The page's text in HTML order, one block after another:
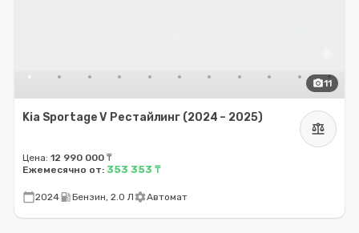
photo_camera11
Kia Sportage V Рестайлинг (2024 – 2025)
balance
Цена: 12 990 000 ₸
Ежемесячно от: 353 353 ₸
calendar_today2024local_gas_stationБензин, 2.0 ЛsettingsАвтомат